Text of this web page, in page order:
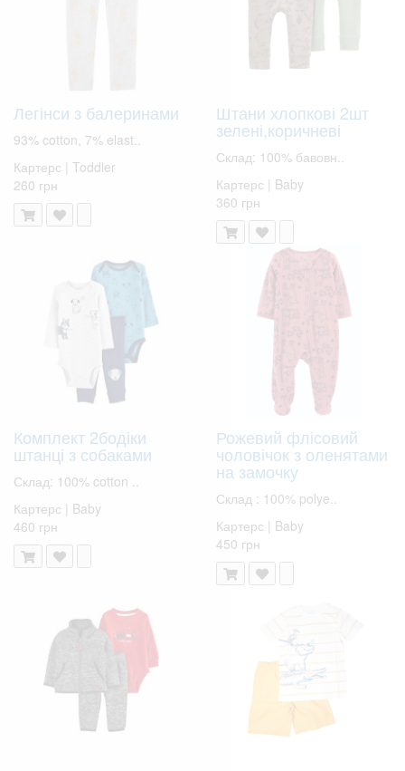
Легінси з балеринами
93% cotton, 7% elast..
Картерс | Toddler
260 грн
Штани хлопкові 2шт
зелені,коричневі
Склад: 100% бавовн..
Картерс | Baby
360 грн
Комплект 2бодіки
штанці з собаками
Склад: 100% cotton ..
Картерс | Baby
460 грн
Рожевий флісовий
чоловічок з оленятами
на замочку
Склад : 100% polye..
Картерс | Baby
450 грн